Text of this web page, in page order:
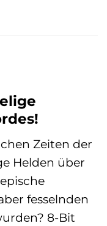
Zeiten der
Helden über
fesselnden
8-Bit